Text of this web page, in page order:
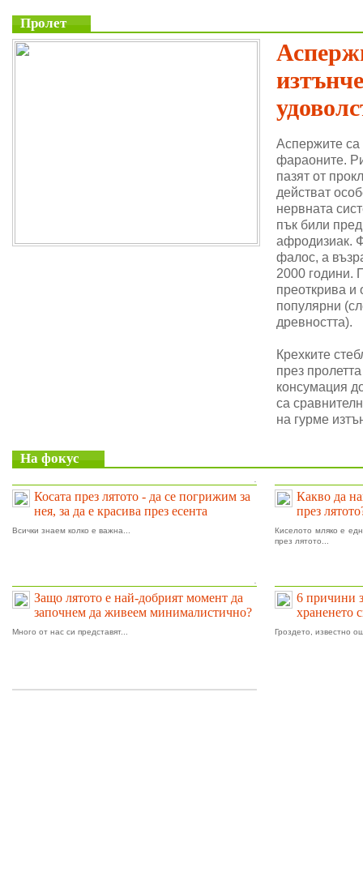
Пролет
Аспержите
фараоните.
пазят от
действат
нервната
пък били
афродизиак.
фалос, а
2000 години.
преоткрива и
популярни
древността).
Крехките
през
консумация
са
на гурме
На фокус
Косата през лятото - да се погрижим за
нея, за да е красива през есента
Всички знаем колко е важна...
Какво да
през
Киселото мляко е
през лятото...
Защо лятото е най-добрият момент да
започнем да живеем минималистично?
Много от нас си представят...
6 причини
храненето
Гроздето, известно